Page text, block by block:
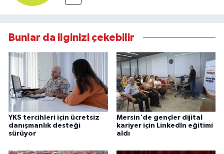
Bunlar da ilginizi çekebilir
YKS tercihleri için ücretsiz
danışmanlık desteği
sürüyor
Mersin'de gençler dijital
kariyer için LinkedIn eğitimi
aldı